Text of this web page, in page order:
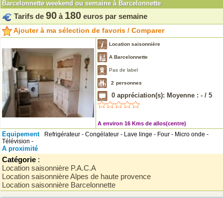
Barcelonnette weekend ou semaine à Barcelonnette
Tarifs de 90 à 180 euros par semaine
Ajouter à ma sélection de favoris / Comparer
Location saisonnière
A Barcelonnette
Pas de label
2 personnes
0 appréciation(s): Moyenne : - / 5
A environ 16 Kms de allos(centre)
Equipement
Refrigérateur - Congélateur - Lave linge - Four - Micro onde -
Télévision -
A proximité
Catégorie :
Location saisonnière P.A.C.A
Location saisonnière Alpes de haute provence
Location saisonnière Barcelonnette